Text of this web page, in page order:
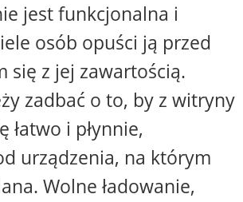
jest funkcjonalna i
osób opuści ją przed
się z jej zawartością.
zadbać o to, by z witryny
łatwo i płynnie,
urządzenia, na którym
Wolne ładowanie,